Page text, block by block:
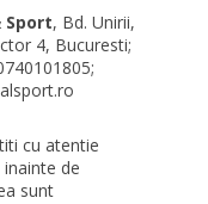
Sport, Bd. Unirii,
4, Bucuresti;
cu atentie
de
sunt